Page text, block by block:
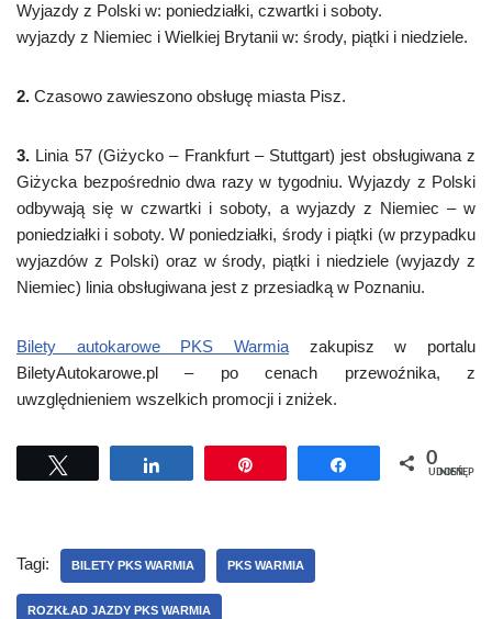
Wyjazdy z Polski w: poniedziałki, czwartki i soboty.
wyjazdy z Niemiec i Wielkiej Brytanii w: środy, piątki i niedziele.
2. Czasowo zawieszono obsługę miasta Pisz.
3. Linia 57 (Giżycko – Frankfurt – Stuttgart) jest obsługiwana z
Giżycka bezpośrednio dwa razy w tygodniu. Wyjazdy z Polski
odbywają się w czwartki i soboty, a wyjazdy z Niemiec – w
poniedziałki i soboty. W poniedziałki, środy i piątki (w przypadku
wyjazdów z Polski) oraz w środy, piątki i niedziele (wyjazdy z
Niemiec) linia obsługiwana jest z przesiadką w Poznaniu.
Bilety autokarowe PKS Warmia zakupisz w portalu
BiletyAutokarowe.pl – po cenach przewoźnika, z
uwzględnieniem wszelkich promocji i zniżek.
Udostępnij Udostępnij
0
UDOSTĘPNIEŃ
Tagi: BILETY PKS WARMIA PKS WARMIA
ROZKŁAD JAZDY PKS WARMIA